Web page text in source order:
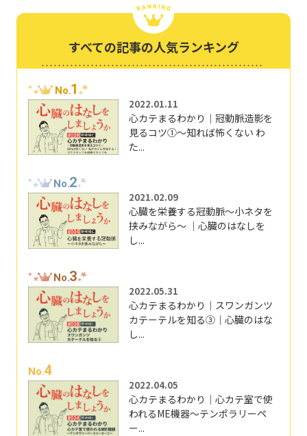
すべての記事の人気ランキング
No.1
2022.01.11
心カテまるわかり｜冠動脈造影を
見るコツ①～知れば怖くない わ
た...
No.2
2021.02.09
心臓を栄養する冠動脈～小ネタを
挟みながら～ ｜心臓のはなしを
し...
No.3
2022.05.31
心カテまるわかり｜スワンガンツ
カテーテルを知る③｜心臓のはな
し...
No.4
2022.04.05
心カテまるわかり｜心カテ室で使
われるME機器～テンポラリーペ
ー...